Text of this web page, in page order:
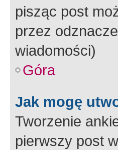
pisząc post
przez
wiadomości)
Góra
Jak mogę
Tworzenie
pierwszy post